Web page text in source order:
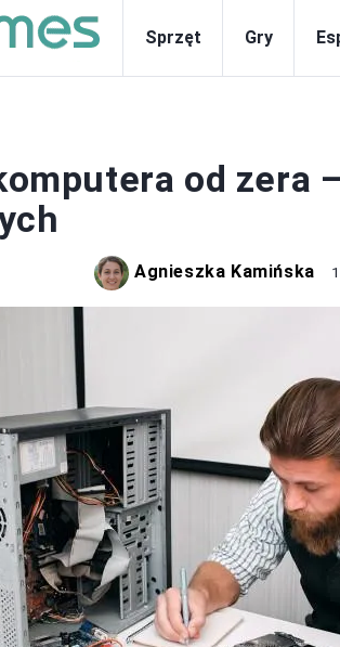
Sprzęt Gry
od zera
Agnieszka Kamińska